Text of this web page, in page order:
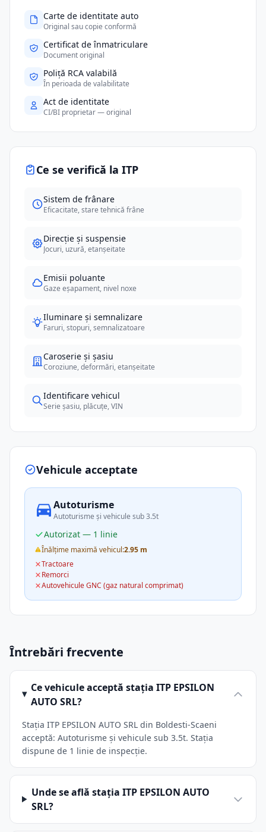
Carte de identitate auto
Original sau copie conformă
Certificat de înmatriculare
Document original
Poliță RCA valabilă
În perioada de valabilitate
Act de identitate
CI/BI proprietar — original
Ce se verifică la ITP
Sistem de frânare
Eficacitate, stare tehnică frâne
Direcție și suspensie
Jocuri, uzură, etanșeitate
Emisii poluante
Gaze eșapament, nivel noxe
Iluminare și semnalizare
Faruri, stopuri, semnalizatoare
Caroserie și șasiu
Coroziune, deformări, etanșeitate
Identificare vehicul
Serie șasiu, plăcuțe, VIN
Vehicule acceptate
Autoturisme
Autoturisme și vehicule sub 3.5t
Autorizat — 1 linie
Înălțime maximă vehicul:2.95 m
Tractoare
Remorci
Autovehicule GNC (gaz natural comprimat)
Întrebări frecvente
Ce vehicule acceptă stația ITP EPSILON
AUTO SRL?
Stația ITP EPSILON AUTO SRL din Boldesti-Scaeni
acceptă: Autoturisme și vehicule sub 3.5t. Stația
dispune de 1 linie de inspecție.
Unde se află stația ITP EPSILON AUTO
SRL?